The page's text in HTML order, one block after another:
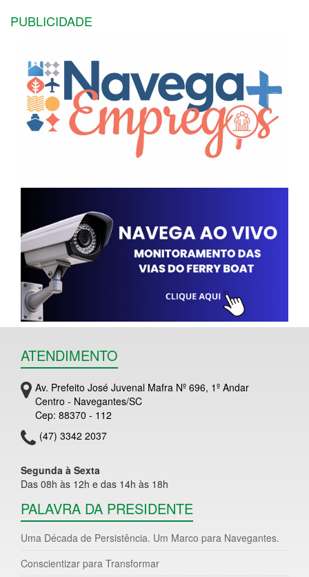
PUBLICIDADE
ATENDIMENTO
Av. Prefeito José Juvenal Mafra Nº 696, 1º Andar
Centro - Navegantes/SC
Cep: 88370 - 112
(47) 3342 2037
Segunda à Sexta
Das 08h às 12h e das 14h às 18h
PALAVRA DA PRESIDENTE
Uma Década de Persistência. Um Marco para Navegantes.
Conscientizar para Transformar